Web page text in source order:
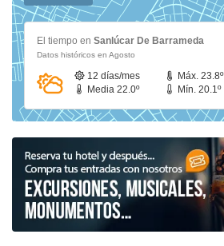
El tiempo en Sanlúcar De Barrameda
Datos históricos en Agosto
12 días/mes
Máx. 23.8º
Media 22.0º
Mín. 20.1º